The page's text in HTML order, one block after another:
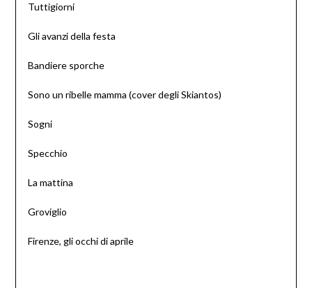
Tuttigiorni
Gli avanzi della festa
Bandiere sporche
Sono un ribelle mamma (cover degli Skiantos)
Sogni
Specchio
La mattina
Groviglio
Firenze, gli occhi di aprile